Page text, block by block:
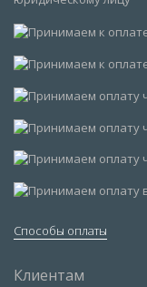
Способы оплаты
Клиентам